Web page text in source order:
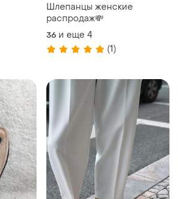
Шлепанцы женские
распродаж💸
36 и еще 4
(1)